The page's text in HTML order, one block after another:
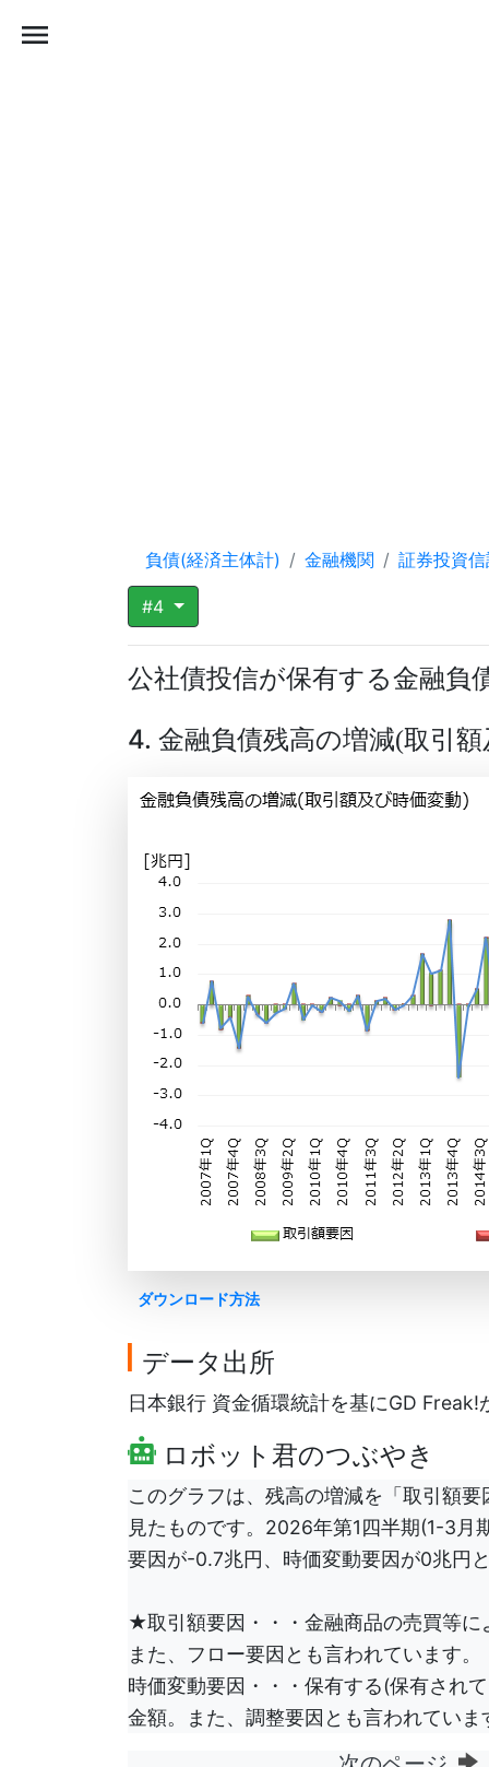
menu
負債(経済主体計) 金融機関 証券投資
#4
公社債投信が保有する金融負
4. 金融負債残高の増減(取引
ダウンロード方法
データ出所
日本銀行 資金循環統計を基にGD Freak!
ロボット君のつぶやき
このグラフは、残高の増減を「取引額
見たものです。2026年第1四半期(1-3
要因が-0.7兆円、時価変動要因が0兆円
★取引額要因・・・金融商品の売買等
また、フロー要因とも言われています。
時価変動要因・・・保有する(保有され
金額。また、調整要因とも言われていま